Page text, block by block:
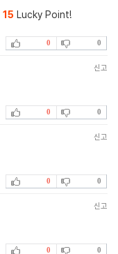
15 Lucky Point!
0 0
신고
0 0
신고
0 0
신고
0 0